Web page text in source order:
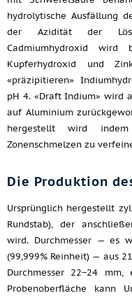
hydrolytische Ausfällung
der Azidität der
Cadmiumhydroxid
Kupferhydroxid und
«präzipitieren»
pH 4. «Draft Indium» wird
auf Aluminium
hergestellt wird
Zonenschmelzen zu
Die Produktion
Ursprünglich hergestellt
Rundstab), der
wird. Durchmesser — es
(99,999% Reinheit) — aus
Durchmesser 22−24
Probenoberfläche kann